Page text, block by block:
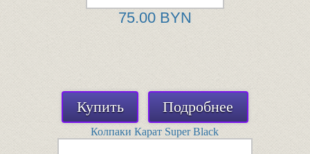
75.00 BYN
Купить Подробнее
Колпаки Карат Super Black